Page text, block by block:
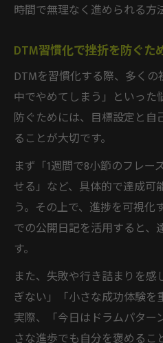
時間で無理なく進められる方
DTM習慣化で挫折を防ぐた
DTMを習慣化する際、多く
中でやめてしまう」といった
防ぐためには、目標設定と
ることが大切です。
まず「1週間で8小節のフレー
せる」など、具体的で達成可
う。その上で、進捗を可視化
での公開日記を活用すると、
す。
また、失敗や行き詰まりを
ぎない」「小さな成功体験を
実際、「今日はドラムパタ
さな進歩でも自分を褒めるこ